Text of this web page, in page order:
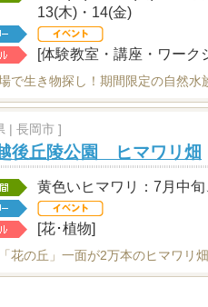
13(木)・14(金)
[体験教室・講座・ワーク
で生き物探し！期間限定の自然水
| 長岡市 ]
後丘陵公園 ヒマワリ畑
黄色いヒマワリ：7月中
[花･植物]
花の丘」一面が2万本のヒマワリ